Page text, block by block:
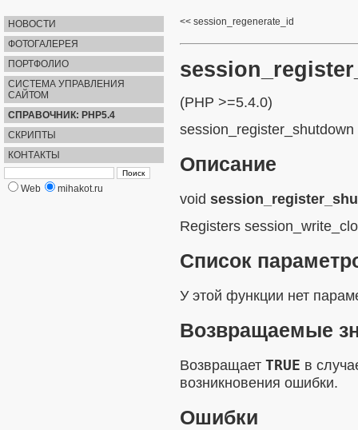
НОВОСТИ
ФОТОГАЛЕРЕЯ
ПОРТФОЛИО
СИСТЕМА УПРАВЛЕНИЯ
САЙТОМ
СПРАВОЧНИК: PHP5.4
СКРИПТЫ
КОНТАКТЫ
Web mihakot.ru
session_regenerate_id
(PHP >=5.4.0)
session_register_shutdown
Описание
void
Registers
Список
У этой функции нет
Возвращаемые
Возвращает TRUE в
возникновения ошибки.
Ошибки